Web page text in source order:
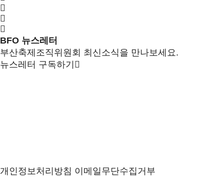
BFO 뉴스레터
부산축제조직위원회 최신소식을 만나보세요.
뉴스레터 구독하기
개인정보처리방침 이메일무단수집거부